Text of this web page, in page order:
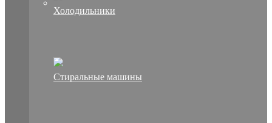
Холодильники
Стиральные машины